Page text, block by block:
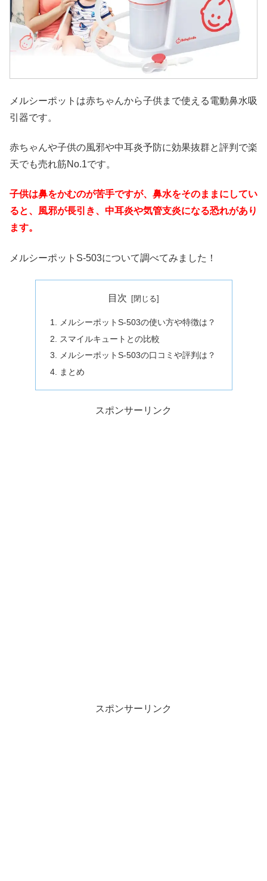
メルシーポットは赤ちゃんから子供まで使える電動鼻水吸
引器です。
赤ちゃんや子供の風邪や中耳炎予防に効果抜群と評判で楽
天でも売れ筋No.1です。
子供は鼻をかむのが苦手ですが、鼻水をそのままにしてい
ると、風邪が長引き、中耳炎や気管支炎になる恐れがあり
ます。
メルシーポットS-503について調べてみました！
目次
メルシーポットS-503の使い方や特徴は？
スマイルキュートとの比較
メルシーポットS-503の口コミや評判は？
まとめ
スポンサーリンク
スポンサーリンク